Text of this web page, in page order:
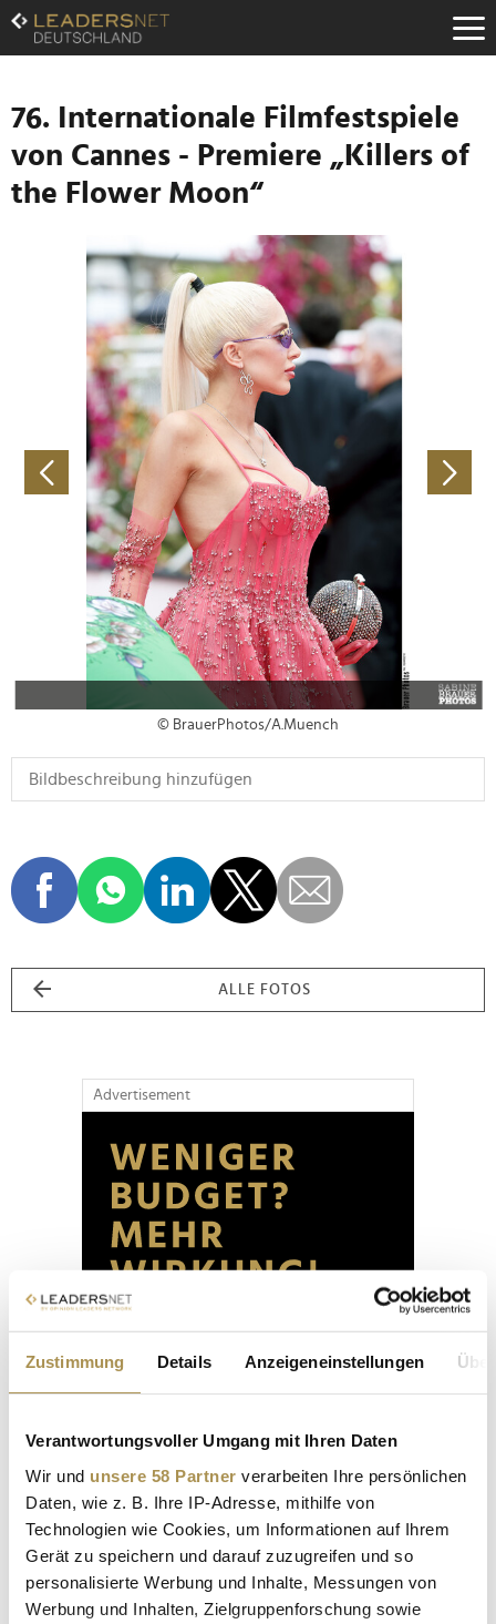
Zustimmung Details Anzeigeneinstellungen
Verantwortungsvoller Umgang mit Ihren Daten
Wir und unsere 58 Partner verarbeiten Ihre persönlichen
Daten, wie z. B. Ihre IP-Adresse, mithilfe von
Technologien wie Cookies, um Informationen auf Ihrem
Gerät zu speichern und darauf zuzugreifen und so
personalisierte Werbung und Inhalte, Messungen von
Werbung und Inhalten, Zielgruppenforschung sowie
Zum
Inhalt
Zur
Navigation
Zur
Hauptnavigation
76. Internationale Filmfestspiele
von Cannes - Premiere „Killers of
the Flower Moon“
© BrauerPhotos/A.Muench
ALLE FOTOS
Advertisement